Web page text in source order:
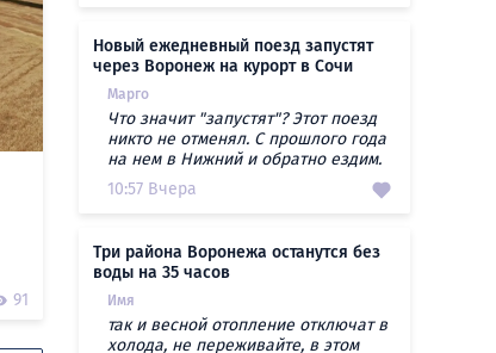
91
Новый ежедневный поезд запустят
через Воронеж на курорт в Сочи
Марго
Что значит "запустят"? Этот поезд
никто не отменял. С прошлого года
на нем в Нижний и обратно ездим.
10:57 Вчера
Три района Воронежа останутся без
воды на 35 часов
Имя
так и весной отопление отключат в
холода, не переживайте, в этом